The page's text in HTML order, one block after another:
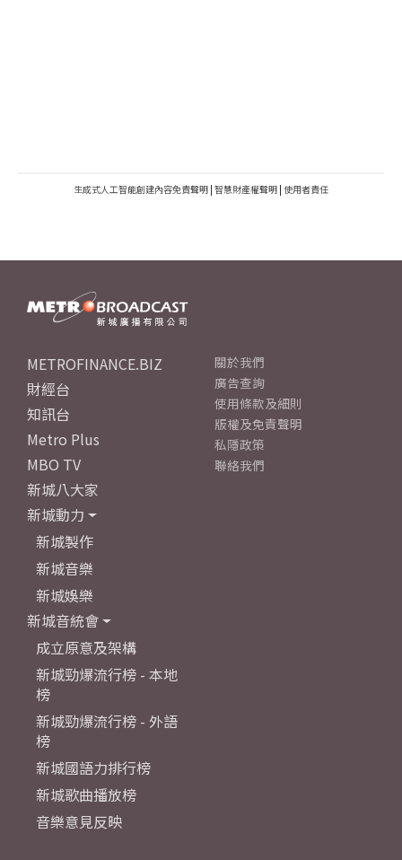
生成式人工智能創建內容免責聲明 | 智慧財產權聲明 | 使用者責任
METROFINANCE.BIZ
財經台
知訊台
Metro Plus
MBO TV
新城八大家
新城動力
新城製作
新城音樂
新城娛樂
新城音統會
成立原意及架構
新城勁爆流行榜 - 本地
榜
新城勁爆流行榜 - 外語
榜
新城國語力排行榜
新城歌曲播放榜
音樂意見反映
關於我們
廣告查詢
使用條款及細則
版權及免責聲明
私隱政策
聯絡我們